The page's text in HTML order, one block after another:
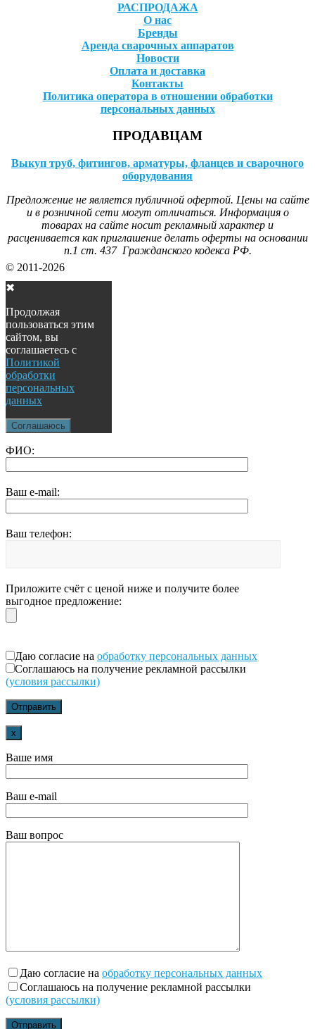
РАСПРОДАЖА
О нас
Бренды
Аренда сварочных аппаратов
Новости
Оплата и доставка
Контакты
Политика оператора в отношении обработки
персональных данных
ПРОДАВЦАМ
Выкуп труб, фитингов, арматуры, фланцев и сварочного
оборудования
Предложение не является публичной офертой. Цены на сайте
и в розничной сети могут отличаться. Информация о
товарах на сайте носит рекламный характер и
расценивается как приглашение делать оферты на основании
п.1 ст. 437 Гражданского кодекса РФ.
© 2011-2026
✖
Продолжая
пользоваться этим
сайтом, вы
соглашаетесь с
Политикой
обработки
персональных
данных
Соглашаюсь
ФИО:
Ваш e-mail:
Ваш телефон:
Приложите счёт с ценой ниже и получите более
выгодное предложение:
Даю согласие на обработку персональных данных
Соглашаюсь на получение рекламной рассылки
(условия рассылки)
x
Ваше имя
Ваш e-mail
Ваш вопрос
Даю согласие на обработку персональных данных
Соглашаюсь на получение рекламной рассылки
(условия рассылки)